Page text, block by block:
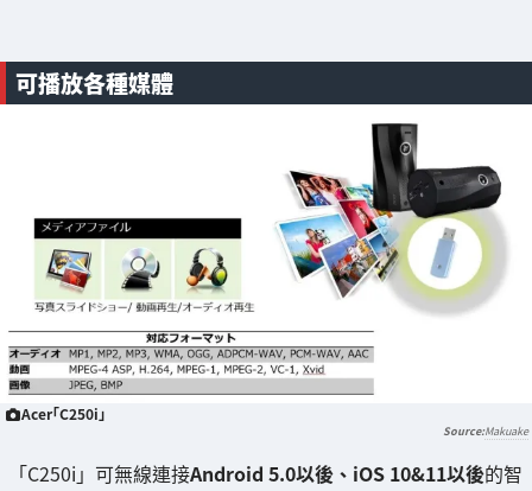
可播放各種媒體
Acer「C250i」
Makuake
「C250i」可無線連接Android 5.0以後、iOS 10&11以後的智